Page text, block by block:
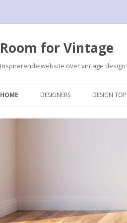
Room for Vintage
Inspirerende website over vintage design
HOME DESIGNERS
LE CORBUSIER
DESIGN
CHAISE